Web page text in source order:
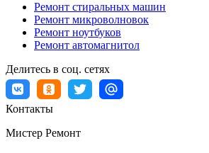
Ремонт стиральных машин
Ремонт микроволновок
Ремонт ноутбуков
Ремонт автомагнитол
Делитесь в соц. сетях
Контакты
Мистер Ремонт